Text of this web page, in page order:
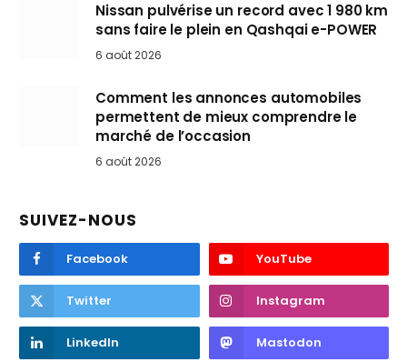
Nissan pulvérise un record avec 1 980 km
sans faire le plein en Qashqai e-POWER
6 août 2026
Comment les annonces automobiles
permettent de mieux comprendre le
marché de l’occasion
6 août 2026
SUIVEZ-NOUS
Facebook YouTube
Twitter Instagram
LinkedIn Mastodon